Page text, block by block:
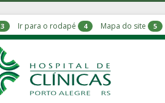
3 Ir para o rodapé 4 Mapa do site 5